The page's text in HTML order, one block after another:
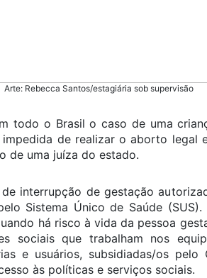
Arte: Rebecca Santos/estagiária sob supervisão
todo o Brasil o caso de uma
de realizar o aborto legal
de uma juíza do estado.
interrupção de gestação
Sistema Único de Saúde
há risco à vida da pessoa
sociais que trabalham nos
e usuários, subsidiadas/os
às políticas e serviços sociais.